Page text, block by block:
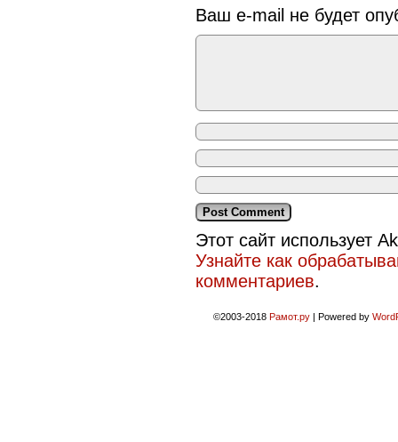
Ваш e-mail не будет
Этот сайт использует
Узнайте как
комментариев.
©2003-2018 Рамот.ру | Powered by